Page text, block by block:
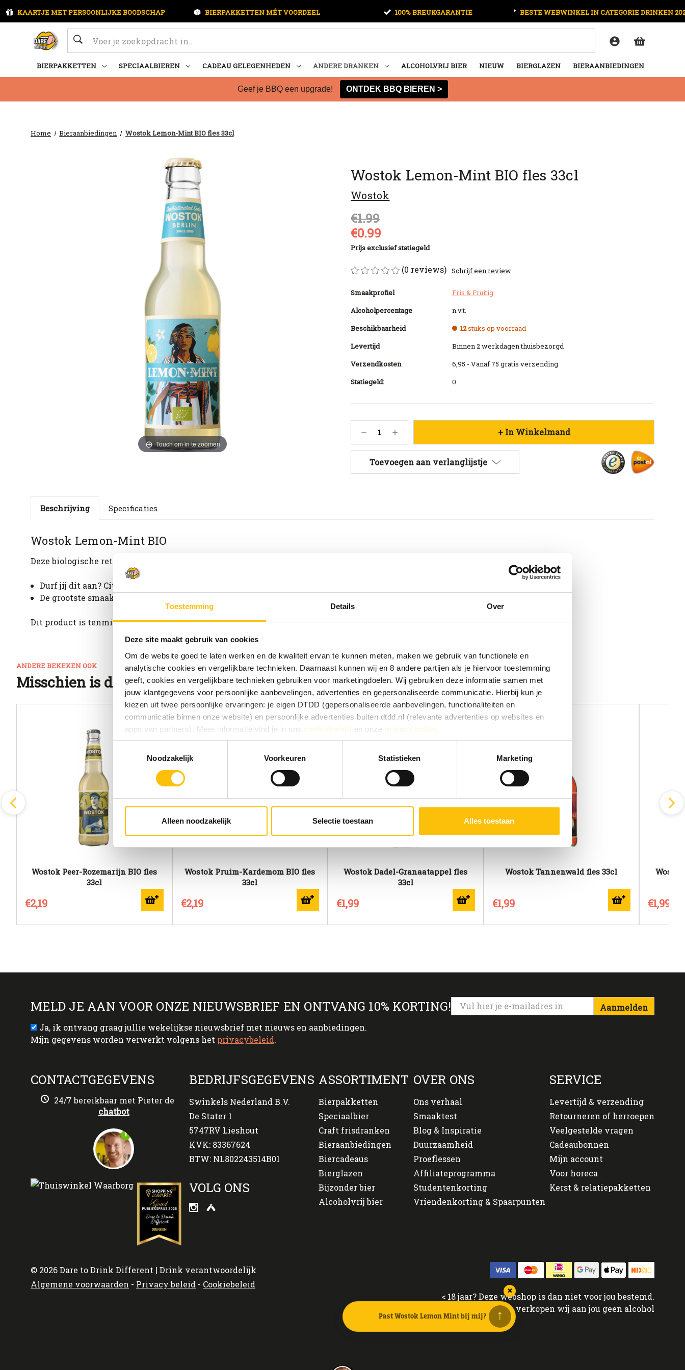
Toestemming Details Over
Deze site maakt gebruik van cookies
Om de website goed te laten werken en de kwaliteit ervan te kunnen meten, maken we gebruik van functionele en
analytische cookies en vergelijkbare technieken. Daarnaast kunnen wij en 8 andere partijen als je hiervoor toestemming
geeft, cookies en vergelijkbare technieken gebruiken voor marketingdoelen. Wij gebruiken deze informatie samen met
jouw klantgegevens voor persoonlijke aanbevelingen, advertenties en gepersonaliseerde communicatie. Hierbij kun je
kiezen uit twee persoonlijke ervaringen: je eigen DTDD (gepersonaliseerde aanbevelingen, functionaliteiten en
communicatie binnen onze website) en persoonlijke advertenties buiten dtdd.nl (relevante advertenties op websites en
apps van partners). Meer informatie vind je in ons cookiebeleid en onze privacy policy
Vind je deze twee persoonlijke ervaringen goed, kies dan voor ‘Alles toestaan’. Via ‘Selectie toestaan’ kun je specifieker
voor functionele en analytische doelen. Je kunt je keuze achteraf altijd aanpassen of intrekken via het
cookiebeleid
Noodzakelijk
Voorkeuren Statistieken Marketing
Alleen noodzakelijk Selectie toestaan Alles toestaan
KAARTJE MET PERSOONLIJKE BOODSCHAP BIERPAKKETTEN MÉT VOORDEEL 100% BREUKGARANTIE BESTE WEBWINKEL IN CATEGORIE DRINKEN
Zoeken
BIERPAKKETTEN SPECIAALBIEREN CADEAU GELEGENHEDEN ANDERE DRANKEN ALCOHOLVRIJ BIER NIEUW BIERGLAZEN BIERAANBIEDINGEN
Geef je BBQ een upgrade! ONTDEK BBQ BIEREN >
Home Bieraanbiedingen Wostok Lemon-Mint BIO fles 33cl
Touch om in te zoomen
Wostok Lemon-Mint BIO fles 33cl
Wostok
€1.99
€0.99
Prijs exclusief statiegeld
(0 reviews) Schrijf een review
Smaakprofiel
Fris & Fruitig
Alcoholpercentage
n.v.t.
Beschikbaarheid
12stuks op voorraad
Levertijd
Binnen 2 werkdagen thuisbezorgd
Verzendkosten
6,95 - Vanaf 75 gratis verzending
Statiegeld:
0
voorraad:
12
Hoeveelheid
van
Wostok
Lemon-
Mint
Hoeveelheid
van
Lemon-
Mint
Toevoegen aan verlanglijstje
Beschrijving Specificaties
Wostok Lemon-Mint BIO
Deze biologische retro-frisdrank verfrist met natuurlijk bronwater, citroensap en extract van pepermunt.
Durf jij dit aan? Citroen en munt.
De grootste smaakexplosie op: 4-6 graden Celsius
Dit product is tenminste houdbaar tot: 01-10-2026
ANDERE BEKEKEN OOK
Misschien is dit ook wat voor jou
Wostok Peer-Rozemarijn BIO fles
33cl
€2,19
Wostok Pruim-Kardemom BIO fles
33cl
€2,19
Wostok Dadel-Granaatappel fles
33cl
€1,99
Wostok Tannenwald fles 33cl
€1,99 €1,99
MELD JE AAN VOOR ONZE NIEUWSBRIEF EN ONTVANG 10% KORTING!
Ja, ik ontvang graag jullie wekelijkse nieuwsbrief met nieuws en aanbiedingen.
Mijn gegevens worden verwerkt volgens het privacybeleid.
Aanmelden
CONTACTGEGEVENS
24/7 bereikbaar met Pieter de
chatbot
BEDRIJFSGEGEVENS
Swinkels Nederland B.V.
De Stater 1
5747RV Lieshout
KVK: 83367624
BTW: NL802243514B01
VOLG ONS
ASSORTIMENT
Bierpakketten
Speciaalbier
Craft frisdranken
Bieraanbiedingen
Biercadeaus
Bierglazen
Bijzonder bier
Alcoholvrij bier
OVER ONS
Ons verhaal
Smaaktest
Blog & Inspiratie
Duurzaamheid
Proeflessen
Affiliateprogramma
Studentenkorting
Vriendenkorting & Spaarpunten
SERVICE
Levertijd & verzending
Retourneren of herroepen
Veelgestelde vragen
Cadeaubonnen
Mijn account
Voor horeca
Kerst & relatiepakketten
© 2026 Dare to Drink Different | Drink verantwoordelijk
Algemene voorwaarden - Privacy beleid - Cookiebeleid
< 18 jaar? Deze webshop is dan niet voor jou bestemd.
< 18 jaar? Dan verkopen wij aan jou geen alcohol
×
↑